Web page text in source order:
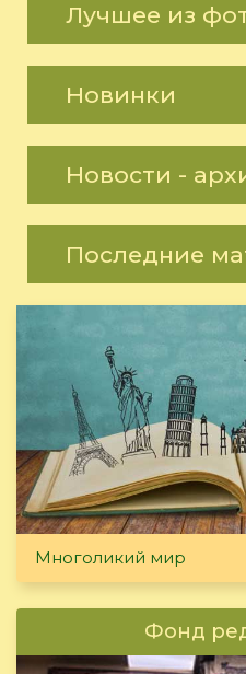
Лучшее из
Новинки
Новости -
Последние
Многоликий мир
Фонд